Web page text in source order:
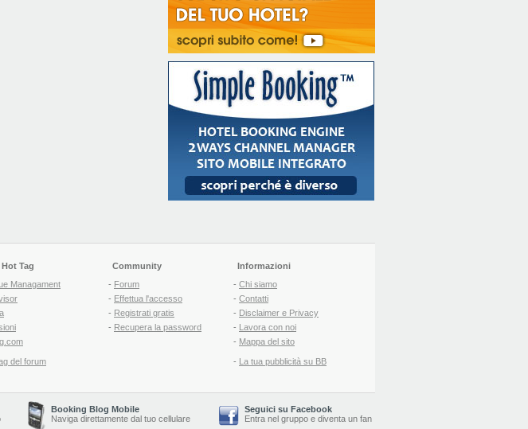
Tag
Managament
del forum
Community
- Forum
- Effettua l'accesso
- Registrati gratis
- Recupera la password
Informazioni
- Chi siamo
- Contatti
- Disclaimer e Privacy
- Lavora con noi
- Mappa del sito
- La tua pubblicità su BB
Booking Blog Mobile
Naviga direttamente dal tuo cellulare
Seguici su Facebook
Entra nel gruppo e diventa un fan